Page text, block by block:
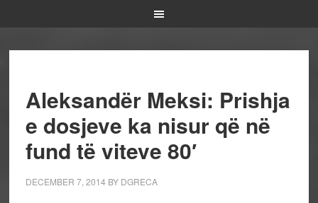
Aleksandër Meksi: Prishja
e dosjeve ka nisur që në
fund të viteve 80′
DECEMBER 7, 2014 BY DGRECA